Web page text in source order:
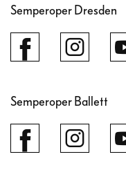
Semperoper Dresden
Semperoper Ballett